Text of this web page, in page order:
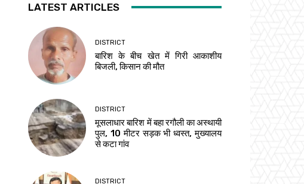
LATEST ARTICLES
DISTRICT
बारिश के बीच खेत में गिरी आकाशीय
बिजली, किसान की मौत
DISTRICT
मूसलाधार बारिश में बहा रगौली का अस्थायी
पुल, 10 मीटर सड़क भी ध्वस्त, मुख्यालय
से कटा गांव
DISTRICT